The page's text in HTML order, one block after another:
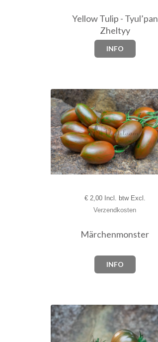
Yellow Tulip - Tyul’pan
Zheltyy
INFO
€2,00 Incl. btw Excl.
Verzendkosten
Märchenmonster
INFO